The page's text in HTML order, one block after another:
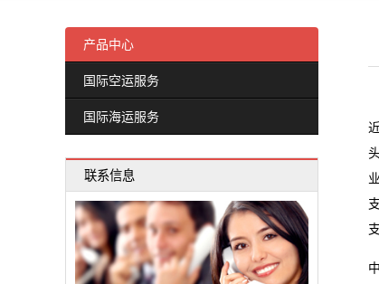
2026委员通道丨陶海东：打造物流“金专业” 融入
单芯片城市NOA方案量产，轻舟智航公布L4无人
德邦物流换帅京东物流前CEO王振辉出任董事长
年轻人成为“春节主理人”，年货消费呈现新趋势
2026委员通道丨陶海东：打造物流“金专业” 融入
单芯片城市NOA方案量产，轻舟智航公布L4无人
冷链物流让砀山果蔬一路领“鲜”
德邦物流换帅京东物流前CEO王振辉出任董事长
产品中心
国际空运服务
国际海运服务
联系信息